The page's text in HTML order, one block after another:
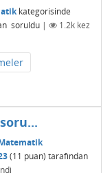
kategorisinde
soruldu | 1.2kkez
(11 puan) tarafından